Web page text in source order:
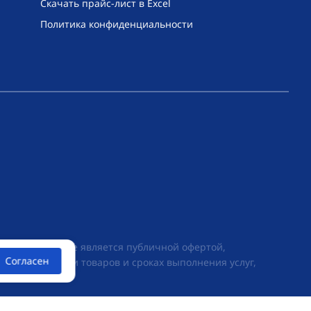
Скачать прайс-лист в Excel
Политика конфиденциальности
условиях не является публичной офертой,
о стоимости товаров и сроках выполнения услуг,
Согласен